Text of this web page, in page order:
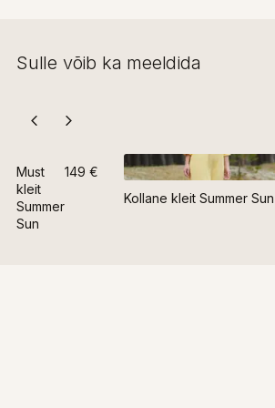
Sulle võib ka meeldida
Must
kleit
Summer
Sun
149 €
Kollane kleit Summer Sun